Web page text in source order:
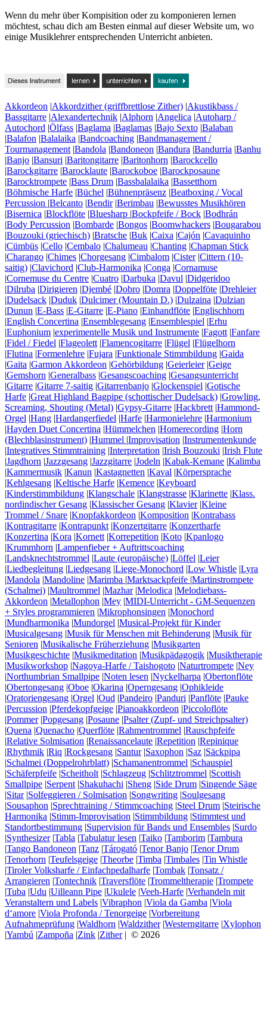
Wenn du mehr über Kompisition oder zu komponieren lernen
möchtest, schau dich am Besten einmal auf dieser Website um, wo
einige Musiklehrer entsprechenden Unterricht anbieten.
Akkordeon |Akkordzither (griffbrettlose Zither) |Akustikbass /
Bassgitarre |Alexandertechnik |Alphorn |Angelica |Autoharp /
Autochord |Ölfass |Baglama |Baglamas |Bajo Sexto |Balaban
|Balafon |Balalaika |Bandcoaching |Bandmanagement /
Tourmanagement|Bandola |Bandoneon |Bandura |Bandurria |Banhu
|Banjo |Bansuri |Baritongitarre |Baritonhorn |Barockcello
|Barockgitarre |Barocklaute |Barockoboe |Barockposaune
|Barocktrompete |Bass Drum |Bassbalalaika |Bassetthorn
|Böhmische Harfe |Büchel |Bühnenpräsenz |Beatboxing / Vocal
Percussion |Belcanto |Bendir|Berimbau |Bewusstes Musikhören
|Bisernica |Blockflöte |Bluesharp |Bockpfeife / Bock |Bodhrán
|Body Percussion |Bombarde |Bongos |Boomwhackers |Bougarabou
|Bouzouki (griechisch) |Bratsche |Buk |Caixa |Cajón |Cavaquinho
|Cümbüs |Cello |Cembalo |Chalumeau |Chanting |Chapman Stick
|Charango |Chimes |Chorgesang |Cimbalom |Cister|Cittern (10-
saitig) |Clavichord |Club-Harmonika |Conga |Cornamuse
|Cornemuse du Centre |Cuatro |Darbuka |Davul |Didgeridoo
|Dilruba |Dirigieren |Djembé |Dobro |Domra |Doppelföte |Drehleier
|Dudelsack |Duduk |Dulcimer (Mountain D.) |Dulzaina |Dulzian
|Dunun |E-Bass |E-Gitarre |E-Piano |Einhandflöte |Englischhorn
|English Concertina |Ensemblegesang |Ensemblespiel |Erhu
|Euphonium |experimentelle Musik und Instrumente |Fagott|Fanfare
|Fidel / Fiedel |Flageolett|Flamencogitarre |Flügel |Flügelhorn
|Flutina |Formenlehre |Fujara |Funktionale Stimmbildung |Gaida
|Gaita |Garmon Akkordeon |Gehörbildung |Geierleier|Geige
|Gemshorn |Generalbass |Gesangscoaching |Gesangsunterricht
|Gitarre |Gitarre 7-saitig |Gitarrenbanjo |Glockenspiel |Gotische
Harfe |Great Highland Bagpipe (schottischer Dudelsack) |Growling,
Screaming, Shouting (Metal) |Gypsy-Gitarre |Hackbrett|Hammond-
Orgel |Hang |Hardangerfiedel |Harfe |Harmonielehre |Harmonium
|Hayden Duet Concertina |Hümmelchen |Homerecording |Horn
(Blechblasinstrument) |Hummel |Improvisation |Instrumentenkunde
|Integratives Stimmtraining |Interpretation |Irish Bouzouki |Irish Flute
|Jagdhorn |Jazzgesang |Jazzgitarre |Jodeln |Kabak-Kemane |Kalimba
|Kammermusik |Kanun |Kastagnetten |Kaval |Körpersprache
|Kehlgesang |Keltische Harfe |Kemence |Keyboard
|Kinderstimmbildung |Klangschale |Klangstrasse |Klarinette |Klass.
nordindischer Gesang |Klassischer Gesang |Klavier|Kleine
Trommel / Snare |Knopfakkordeon |Komposition |Kontrabass
|Kontragitarre |Kontrapunkt|Konzertgitarre |Konzertharfe
|Konzertina |Kora |Kornett|Korrepetition |Koto |Kpanlogo
|Krummhorn |Lampenfieber + Auftrittscoaching
|Landsknechtstrommel |Laute (europäische) |Löffel |Leier
|Liedbegleitung |Liedgesang |Liege-Monochord |Low Whistle |Lyra
|Mandola |Mandoline |Marimba |Marktsackpfeife |Martinstrompete
(Schalmei) |Maultrommel |Mazhar|Melodica |Melodiebass-
Akkordeon |Metallophon |Mey |MIDI-Unterricht - GM-Sequenzen
+ Styles programmieren |Mikrophonsingen |Monochord
|Mundharmonika |Mundorgel |Musical-Projekt für Kinder
|Musicalgesang |Musik für Menschen mit Behinderung |Musik für
Senioren |Musikalische Früherziehung |Musikgarten
|Musikgeschichte |Musikmeditation |Musikpädagogik |Musiktherapie
|Musikworkshop |Nagoya-Harfe / Taishogoto |Naturtrompete |Ney
|Northumbrian Smallpipe |Noten lesen |Nyckelharpa |Obertonflöte
|Obertongesang |Oboe |Okarina |Operngesang |Ophikleide
|Oratoriengesang |Orgel |Oud |Pandeiro |Panduri |Panflöte |Pauke
|Percussion |Pferdekopfgeige |Pianoakkordeon |Piccoloflöte
|Pommer|Popgesang |Posaune |Psalter (Zupf- und Streichpsalter)
|Quena |Quenacho |Querflöte |Rahmentrommel |Rauschpfeife
|Relative Solmisation |Renaissancelaute |Repetition |Repinique
|Rhythmik |Riq |Rockgesang |Santur|Saxophon |Saz |Säckpipa
|Schalmei (Doppelrohrblatt) |Schamanentrommel |Schauspiel
|Schäferpfeife |Scheitholt|Schlagzeug |Schlitztrommel |Scottish
Smallpipe |Serpent|Shakuhachi |Sheng |Side Drum |Singende Säge
|Sitar|Solfeggieren / Solmisation |Songwriting |Soulgesang
|Sousaphon |Sprechtraining / Stimmcoaching |Steel Drum |Steirische
Harmonika |Stimm-Improvisation |Stimmbildung |Stimmtest und
Standortbestimmung |Supervision für Bands und Ensembles |Surdo
|Synthesizer|Tabla |Tabulatur lesen |Taiko |Tamborim |Tambura
|Tango Bandoneon |Tanz |Tárogató |Tenor Banjo |Tenor Drum
|Tenorhorn |Teufelsgeige |Theorbe |Timba |Timbales |Tin Whistle
|Tiroler Volksharfe / Einfachpedalharfe |Tombak |Tonsatz /
Arrangieren |Tontechnik |Traversflöte |Trommeltherapie |Trompete
|Tuba |Udu |Uilleann Pipe |Ukulele |Veeh-Harfe |Verhandeln mit
Veranstaltern und Labels |Vibraphon |Viola da Gamba |Viola
d‘amore |Viola Profonda / Tenorgeige |Vorbereitung
Aufnahmeprüfung |Waldhorn |Waldzither|Westerngitarre |Xylophon
|Yambú |Zampoña |Zink |Zither| © 2026